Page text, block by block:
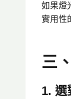
如果燈
實用性
三
1. 選